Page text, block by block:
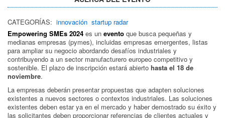
CATEGORÍAS: innovación startup radar
Empowering SMEs 2024 es un evento que busca pequeñas y
medianas empresas (pymes), incluidas empresas emergentes, listas
para ampliar su negocio abordando desafíos industriales y
contribuyendo a un sector manufacturero europeo competitivo y
sostenible. El plazo de inscripción estará abierto hasta el 18 de
noviembre.
La empresas deberán presentar propuestas que adapten soluciones
existentes a nuevos sectores o contextos industriales. Las soluciones
existentes deben estar ya en el mercado y haber demostrado su éxito y
las solicitantes deben proporcionar referencias de clientes actuales y